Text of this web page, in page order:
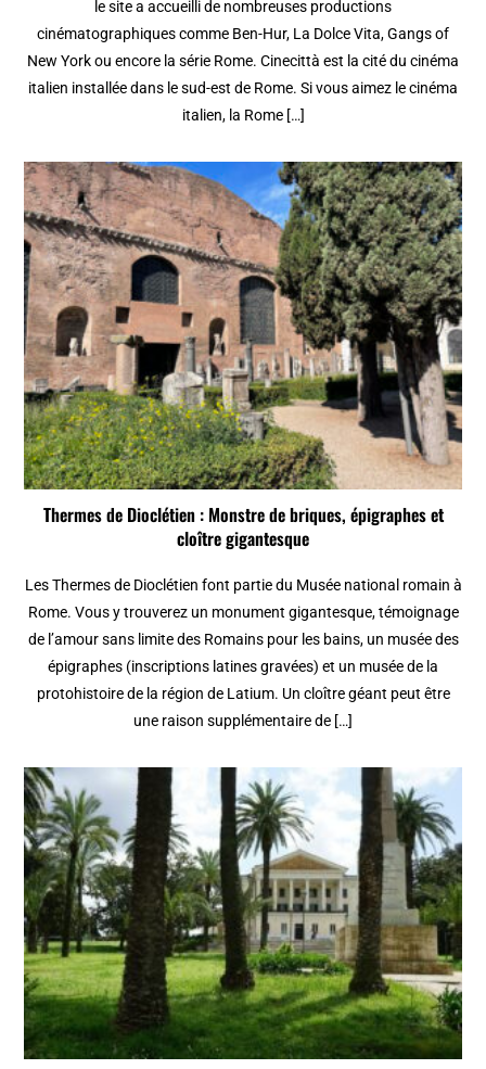
le site a accueilli de nombreuses productions
cinématographiques comme Ben-Hur, La Dolce Vita, Gangs of
New York ou encore la série Rome. Cinecittà est la cité du cinéma
italien installée dans le sud-est de Rome. Si vous aimez le cinéma
italien, la Rome […]
Thermes de Dioclétien : Monstre de briques, épigraphes et
cloître gigantesque
Les Thermes de Dioclétien font partie du Musée national romain à
Rome. Vous y trouverez un monument gigantesque, témoignage
de l’amour sans limite des Romains pour les bains, un musée des
épigraphes (inscriptions latines gravées) et un musée de la
protohistoire de la région de Latium. Un cloître géant peut être
une raison supplémentaire de […]